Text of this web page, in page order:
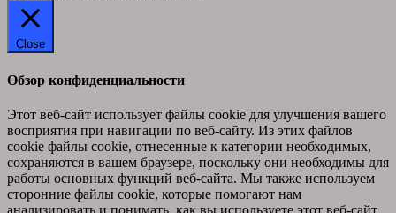
Close
Обзор конфиденциальности
Этот веб-сайт использует файлы cookie для улучшения вашего
восприятия при навигации по веб-сайту. Из этих файлов
cookie файлы cookie, отнесенные к категории необходимых,
сохраняются в вашем браузере, поскольку они необходимы для
работы основных функций веб-сайта. Мы также используем
сторонние файлы cookie, которые помогают нам
анализировать и понимать, как вы используете этот веб-сайт.